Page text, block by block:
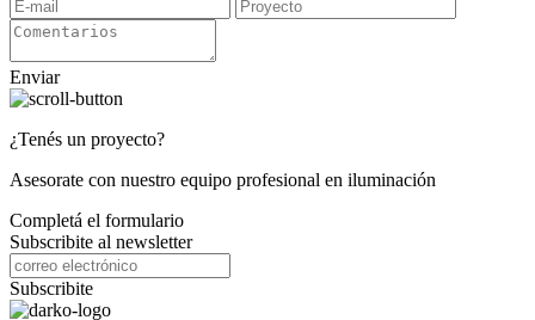
Enviar
¿Tenés un proyecto?
Asesorate con nuestro equipo profesional en iluminación
Completá el formulario
Subscribite al newsletter
Subscribite